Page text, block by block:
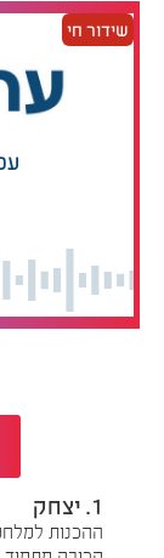
שידור חי
1. יצחק
ההכנות